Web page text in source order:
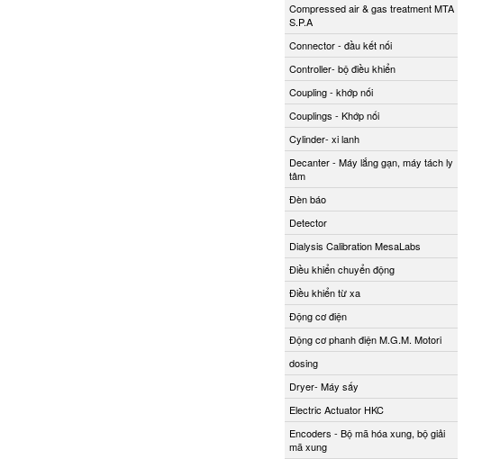
Compressed air & gas treatment MTA
S.P.A
Connector - đầu kết nối
Controller- bộ điều khiển
Coupling - khớp nối
Couplings - Khớp nối
Cylinder- xi lanh
Decanter - Máy lắng gạn, máy tách ly
tâm
Đèn báo
Detector
Dialysis Calibration MesaLabs
Điều khiển chuyển động
Điều khiển từ xa
Động cơ điện
Động cơ phanh điện M.G.M. Motori
dosing
Dryer- Máy sấy
Electric Actuator HKC
Encoders - Bộ mã hóa xung, bộ giải
mã xung